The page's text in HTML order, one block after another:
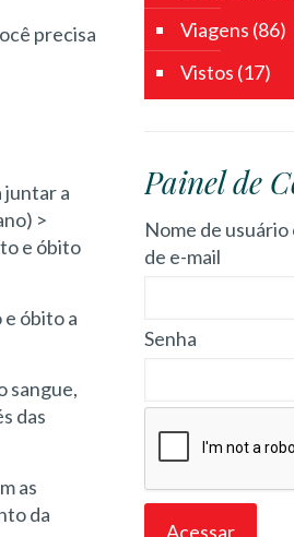
precisa
juntar a
>
e óbito
óbito a
sangue,
das
as
da
Viagens (86)
Vistos (17)
Painel de
Nome de
de e-mail
Senha